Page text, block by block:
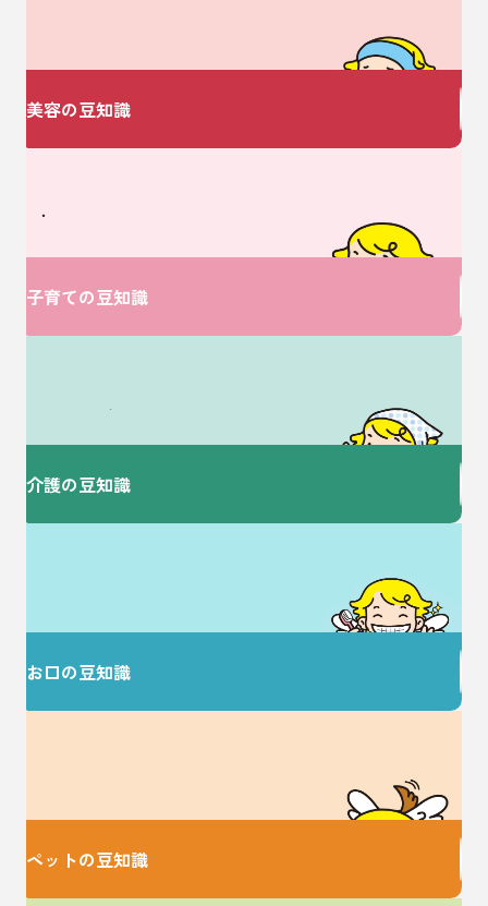
美容の豆知識
V・ドラッグにおまかせ♪
子育ての豆知識
介護の豆知識
お口の豆知識
ペットの豆知識